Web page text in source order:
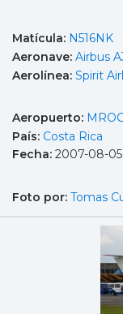
Matícula: N516NK
Aeronave: Airbus
Aerolínea: Spirit
Aeropuerto:
País: Costa Rica
Fecha: 2007-08-05
Foto por: Tomas